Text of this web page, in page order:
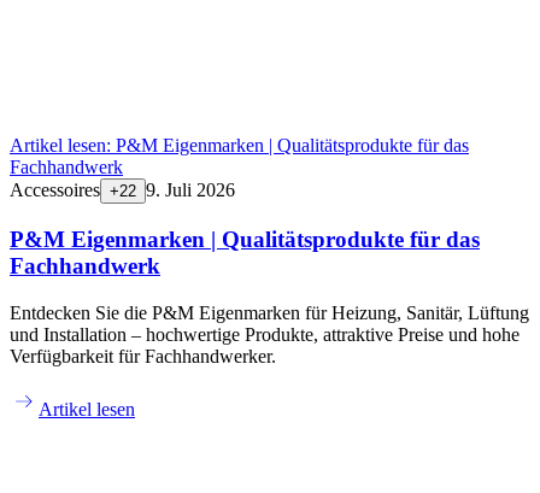
Artikel lesen: P&M Eigenmarken | Qualitätsprodukte für das
Fachhandwerk
Accessoires +22 9. Juli 2026
P&M Eigenmarken | Qualitätsprodukte für das
Fachhandwerk
Entdecken Sie die P&M Eigenmarken für Heizung, Sanitär, Lüftung
und Installation – hochwertige Produkte, attraktive Preise und hohe
Verfügbarkeit für Fachhandwerker.
Artikel lesen